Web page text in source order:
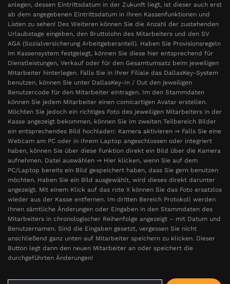
anlegen, dessen Eintrittsdatum in der Zukunft liegt, ist dieser auch erst
ab dem angegebenen Eintrittsdatum in Ihren Kassenfunktionen und
Listen zu sehen! Des Weiteren können Sie die Anzahl der zustehenden
Urlaubstage eingeben, den Bruttolohn des Mitarbeiters und den SV
AGA (Sozialversicherung Arbeitgeberanteil). Haben Sie Provisionsregeln
im Kassensystem festgelegt, können Sie diese hier entsprechend für
Dienstleistungen, Verkauf oder für den Gesamtumsatz beim jeweiligen
Mitarbeiter hinterlegen. Falls Sie in Ihrer Filiale das DallasKey-System
benutzen, können Sie unter DallasKey-In / Out den jeweiligen
Benutzercode für den Mitarbeiter eintragen. Im den Stammdaten
können Sie jedem Mitarbeiter einen comicartigen Avatar erstellen.
Möchten Sie jedoch ein richtiges Foto des jeweiligen Mitarbeiters in der
Kasse angezeigt bekommen, können Sie im zweiten Teilbereich Bilder
ein entsprechendes Bild hochladen: Kamera aktivieren ⇒ Falls Sie eine
Webcam am PC oder in Ihrem Laptop angeschlossen oder integriert
haben, können Sie über diese Funktion direkt ein Bild über die Kamera
aufnehmen. Datei auswählen ⇒ Hier klicken, wenn Sie auf dem
PC/Laptop bereits ein Bild gespeichert haben, dass Sie gern benutzen
möchten. Haben Sie ein Bild ausgewählt, wird dieses direkt darunter
angezeigt. Mit einem Klick auf das rote X können Sie das Foto ersatzlos
wieder aus der Kasse entfernen. Im dritten Bereich Protokoll werden
Ihnen sämtliche Änderungen oder Eingaben in den Stammdaten des
Mitarbeiters in chronologischer Reihenfolge angezeigt – mit Datum und
Benutzernamen. Sind die Eingaben gesetzt, vergessen Sie nicht
anschließend ganz unten auf Mitarbeiter speichern zu klicken. Dieser
Button legt dann den neuen Mitarbeiter an oder speichert die
durchgeführten Änderungen!